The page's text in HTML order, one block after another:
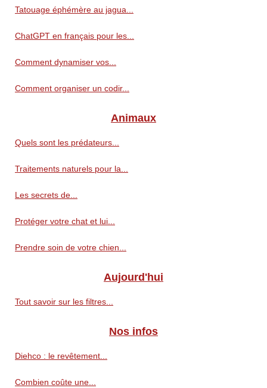
Tatouage éphémère au jagua...
ChatGPT en français pour les...
Comment dynamiser vos...
Comment organiser un codir...
Animaux
Quels sont les prédateurs...
Traitements naturels pour la...
Les secrets de...
Protéger votre chat et lui...
Prendre soin de votre chien...
Aujourd'hui
Tout savoir sur les filtres...
Nos infos
Diehco : le revêtement...
Combien coûte une...